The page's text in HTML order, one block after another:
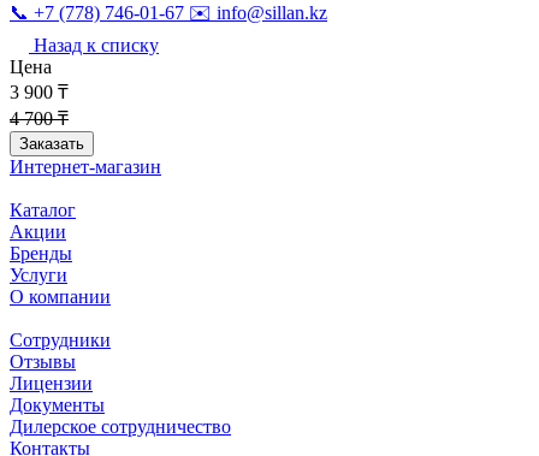
📞 +7 (778) 746-01-67 ✉️ info@sillan.kz
Назад к списку
Цена
3 900 ₸
4 700 ₸
Заказать
Интернет-магазин
Каталог
Акции
Бренды
Услуги
О компании
Сотрудники
Отзывы
Лицензии
Документы
Дилерское сотрудничество
Контакты